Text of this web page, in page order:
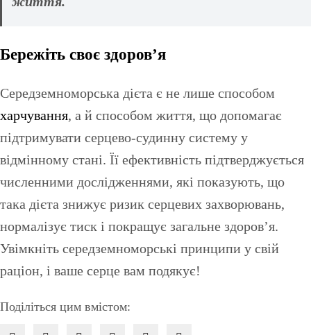
Бережіть своє здоров’я
Середземноморська дієта є не лише способом
харчування, а й способом життя, що допомагає
підтримувати серцево-судинну систему у
відмінному стані. Її ефективність підтверджується
численними дослідженнями, які показують, що
така дієта знижує ризик серцевих захворювань,
нормалізує тиск і покращує загальне здоров’я.
Увімкніть середземноморські принципи у свій
раціон, і ваше серце вам подякує!
Поділіться цим вмістом: